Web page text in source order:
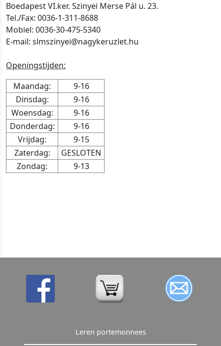
Boedapest VI.ker. Szinyei Merse Pál u. 23.
Tel./Fax: 0036-1-311-8688
Mobiel: 0036-30-475-5340
E-mail: slmszinyei@nagykeruzlet.hu
Openingstijden:
Maandag:
9-16
Dinsdag:
9-16
Woensdag:
9-16
Donderdag:
9-16
Vrijdag:
9-15
Zaterdag:
GESLOTEN
Zondag:
9-13
Leren portemonnees